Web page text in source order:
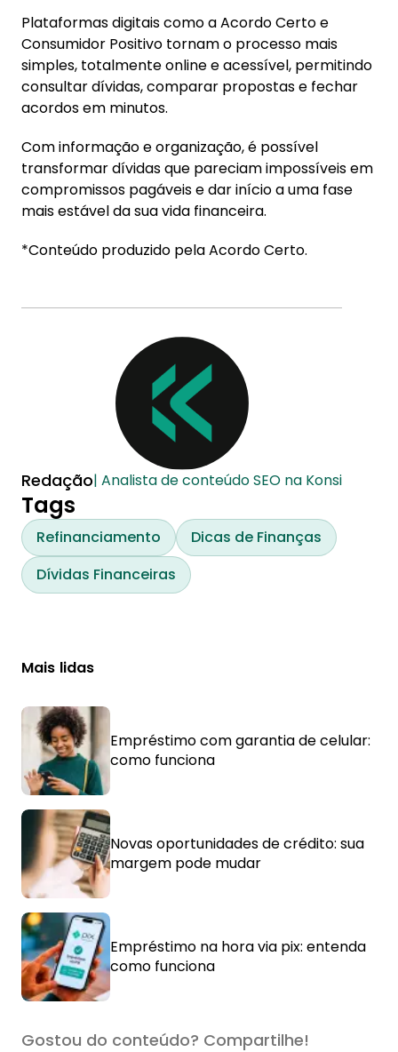
Plataformas digitais como a Acordo Certo e
Consumidor Positivo tornam o processo mais
simples, totalmente online e acessível, permitindo
consultar dívidas, comparar propostas e fechar
acordos em minutos.
Com informação e organização, é possível
transformar dívidas que pareciam impossíveis em
compromissos pagáveis e dar início a uma fase
mais estável da sua vida financeira.
*Conteúdo produzido pela Acordo Certo.
Redação| Analista de conteúdo SEO na Konsi
Tags
Refinanciamento
Dicas de Finanças
Dívidas Financeiras
Mais lidas
Empréstimo com garantia de celular:
como funciona
Novas oportunidades de crédito: sua
margem pode mudar
Empréstimo na hora via pix: entenda
como funciona
Gostou do conteúdo? Compartilhe!